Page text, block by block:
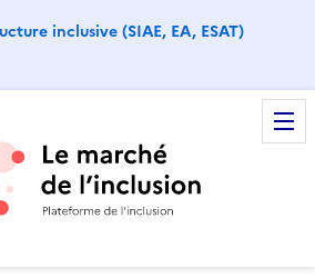
inclusive (SIAE, EA, ESAT)